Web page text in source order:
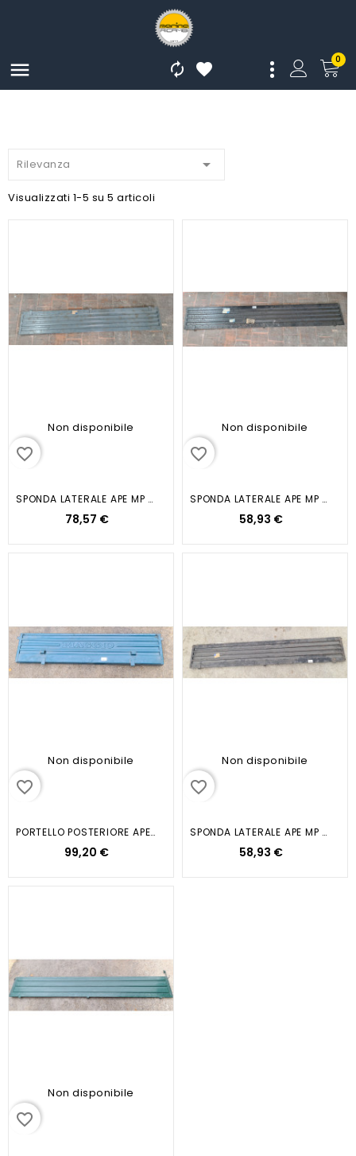
 0


Rilevanza 
Visualizzati 1-5 su 5 articoli
Non disponibile
favorite_border
SPONDA LATERALE APE MP 600...
78,57 €
Non disponibile
favorite_border
SPONDA LATERALE APE MP P501-P601...
58,93 €
Non disponibile
favorite_border
PORTELLO POSTERIORE APE CAR-MAX...
99,20 €
Non disponibile
favorite_border
SPONDA LATERALE APE MP 501-601...
58,93 €
Non disponibile
favorite_border